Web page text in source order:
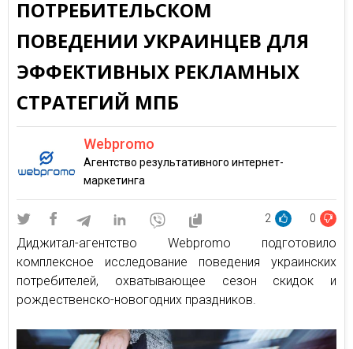
ПОТРЕБИТЕЛЬСКОМ
ПОВЕДЕНИИ УКРАИНЦЕВ ДЛЯ
ЭФФЕКТИВНЫХ РЕКЛАМНЫХ
СТРАТЕГИЙ МПБ
Webpromo
Агентство результативного интернет-
маркетинга
2 0
Диджитал-агентство Webpromo подготовило
комплексное исследование поведения украинских
потребителей, охватывающее сезон скидок и
рождественско-новогодних праздников.